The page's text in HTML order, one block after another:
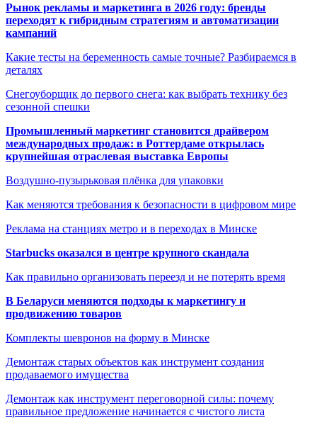
Рынок рекламы и маркетинга в 2026 году: бренды
переходят к гибридным стратегиям и автоматизации
кампаний
Какие тесты на беременность самые точные? Разбираемся в
деталях
Снегоуборщик до первого снега: как выбрать технику без
сезонной спешки
Промышленный маркетинг становится драйвером
международных продаж: в Роттердаме открылась
крупнейшая отраслевая выставка Европы
Воздушно-пузырьковая плёнка для упаковки
Как меняются требования к безопасности в цифровом мире
Реклама на станциях метро и в переходах в Минске
Starbucks оказался в центре крупного скандала
Как правильно организовать переезд и не потерять время
В Беларуси меняются подходы к маркетингу и
продвижению товаров
Комплекты шевронов на форму в Минске
Демонтаж старых объектов как инструмент создания
продаваемого имущества
Демонтаж как инструмент переговорной силы: почему
правильное предложение начинается с чистого листа